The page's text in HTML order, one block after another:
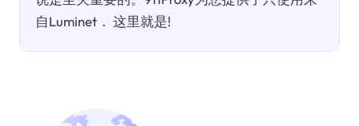
自Luminet． 这里就是!